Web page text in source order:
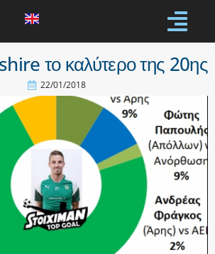
το καλύτερο της 20ης
22/01/2018